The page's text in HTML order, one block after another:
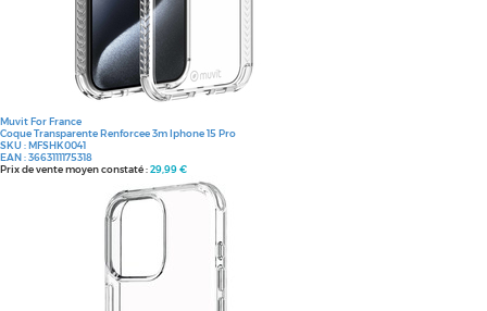
Muvit For France
Coque Transparente Renforcee 3m Iphone 15 Pro
SKU :MFSHK0041
EAN :3663111175318
Prix de vente moyen constaté :29,99 €